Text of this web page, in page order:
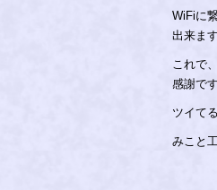
WiFiに
出来ます
これで
感謝です
ツイてる
みこと